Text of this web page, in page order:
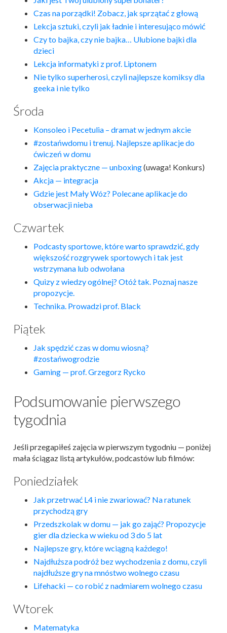
Czas na porządki! Zobacz, jak sprzątać z głową
Lekcja sztuki, czyli jak ładnie i interesująco mówić
Czy to bajka, czy nie bajka… Ulubione bajki dla
dzieci
Lekcja informatyki z prof. Liptonem
Nie tylko superherosi, czyli najlepsze komiksy dla
geeka i nie tylko
Środa
Konsoleo i Pecetulia – dramat w jednym akcie
#zostańwdomu i trenuj. Najlepsze aplikacje do
ćwiczeń w domu
Zajęcia praktyczne — unboxing(uwaga! Konkurs)
Akcja — integracja
Gdzie jest Mały Wóz? Polecane aplikacje do
obserwacji nieba
Czwartek
Podcasty sportowe, które warto sprawdzić, gdy
większość rozgrywek sportowych i tak jest
wstrzymana lub odwołana
Quizy z wiedzy ogólnej? Otóż tak. Poznaj nasze
propozycje.
Technika. Prowadzi prof. Black
Piątek
Jak spędzić czas w domu wiosną?
#zostańwogrodzie
Gaming — prof. Grzegorz Rycko
Podsumowanie pierwszego
tygodnia
Jeśli przegapiłeś zajęcia w pierwszym tygodniu — poniżej
mała ściągaz listą artykułów, podcastów lub filmów:
Poniedziałek
Jak przetrwać L4 i nie zwariować? Na ratunek
przychodzą gry
Przedszkolak w domu — jak go zająć? Propozycje
gier dla dziecka w wieku od 3 do 5 lat
Najlepsze gry, które wciągną każdego!
Najdłuższa podróż bez wychodzenia z domu, czyli
najdłuższe gry na mnóstwo wolnego czasu
Lifehacki — co robić z nadmiarem wolnego czasu
Wtorek
Matematyka